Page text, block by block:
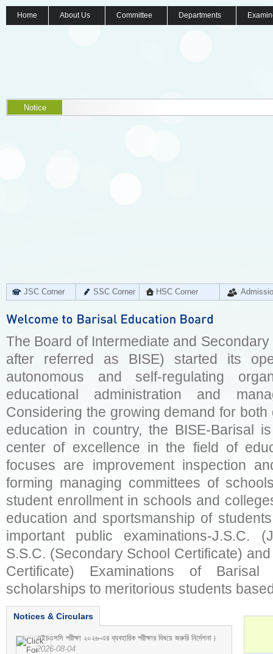
Home About Us Committee Departments
Notice
JSC Corner SSC Corner HSC Corner
The Board of Intermediate and
after referred as BISE) started its
autonomous and self-regulating
educational administration and
Considering the growing demand for
education in country, the BISE-Barisal
center of excellence in the field of
focuses are improvement inspection
forming managing committees of
student enrollment in schools and
education and sportsmanship of
important public examinations-J.S.C.
S.S.C. (Secondary School Certificate)
Certificate) Examinations of
scholarships to meritorious students
Notices & Circulars
এইচএসসি পরীক্ষা ২০২৬-এর ব্যবহারিক পরীক্ষার বিষয়ে জরুরি নির্দেশনা।
2026-08-04